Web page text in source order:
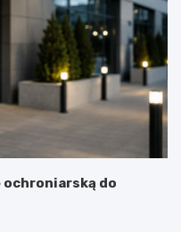
ochroniarską do